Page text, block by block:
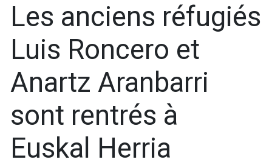
Les anciens réfugiés
Luis Roncero et
Anartz Aranbarri
sont rentrés à
Euskal Herria